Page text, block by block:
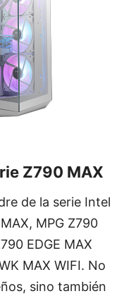
Z790 MAX
de la serie Intel
MPG Z790
EDGE MAX
MAX WIFI. No
sino también